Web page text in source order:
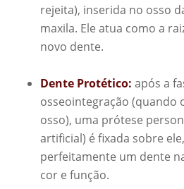
rejeita), inserida no osso
maxila. Ele atua como a
novo dente.
Dente Protético: após a
osseointegração (quando
osso), uma prótese
artificial) é fixada sobre
perfeitamente um dente
cor e função.